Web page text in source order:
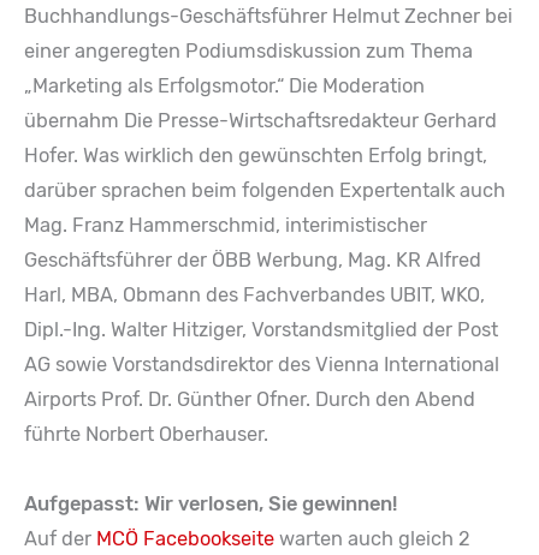
Buchhandlungs-Geschäftsführer Helmut Zechner bei
einer angeregten Podiumsdiskussion zum Thema
„Marketing als Erfolgsmotor.“ Die Moderation
übernahm Die Presse-Wirtschaftsredakteur Gerhard
Hofer. Was wirklich den gewünschten Erfolg bringt,
darüber sprachen beim folgenden Expertentalk auch
Mag. Franz Hammerschmid, interimistischer
Geschäftsführer der ÖBB Werbung, Mag. KR Alfred
Harl, MBA, Obmann des Fachverbandes UBIT, WKO,
Dipl.-Ing. Walter Hitziger, Vorstandsmitglied der Post
AG sowie Vorstandsdirektor des Vienna International
Airports Prof. Dr. Günther Ofner. Durch den Abend
führte Norbert Oberhauser.
Aufgepasst: Wir verlosen, Sie gewinnen!
Auf der MCÖ Facebookseite warten auch gleich 2